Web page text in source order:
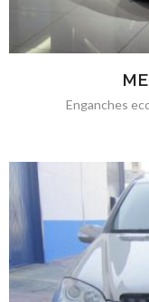
Enganches